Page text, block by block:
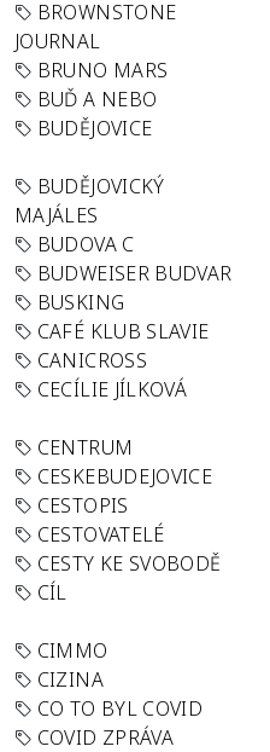
BROWNSTONE
JOURNAL
BRUNO MARS
BUĎ A NEBO
BUDĚJOVICE
BUDĚJOVICKÝ
MAJÁLES
BUDOVA C
BUDWEISER BUDVAR
BUSKING
CAFÉ KLUB SLAVIE
CANICROSS
CECÍLIE JÍLKOVÁ
CENTRUM
CESKEBUDEJOVICE
CESTOPIS
CESTOVATELÉ
CESTY KE SVOBODĚ
CÍL
CIMMO
CIZINA
CO TO BYL COVID
COVID ZPRÁVA